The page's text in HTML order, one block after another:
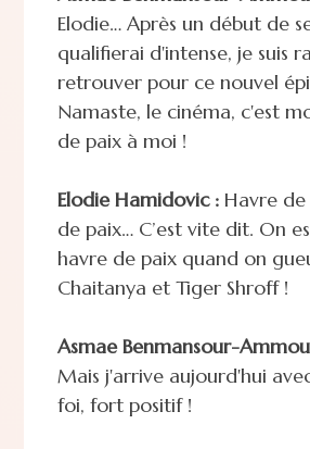
Elodie… Après un début de
qualifierai d'intense, je suis
retrouver pour ce nouvel
Namaste, le cinéma, c'est
de paix à moi !
Elodie Hamidovic :Havre de
de paix… C’est vite dit. On
havre de paix quand on
Chaitanya et Tiger Shroff !
Asmae Benmansour-
Mais j'arrive aujourd'hui
foi, fort positif !